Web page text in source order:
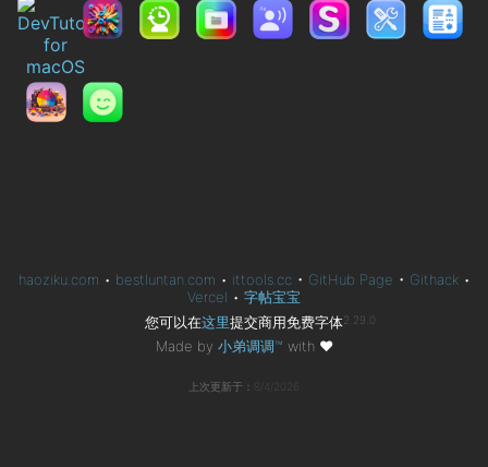
haoziku.com • bestluntan.com • ittools.cc• GitHub Page • Githack•
Vercel • 字帖宝宝
您可以在这里提交商用免费字体2.29.0
Made by 小弟调调™ with❤
上次更新于：8/4/2026